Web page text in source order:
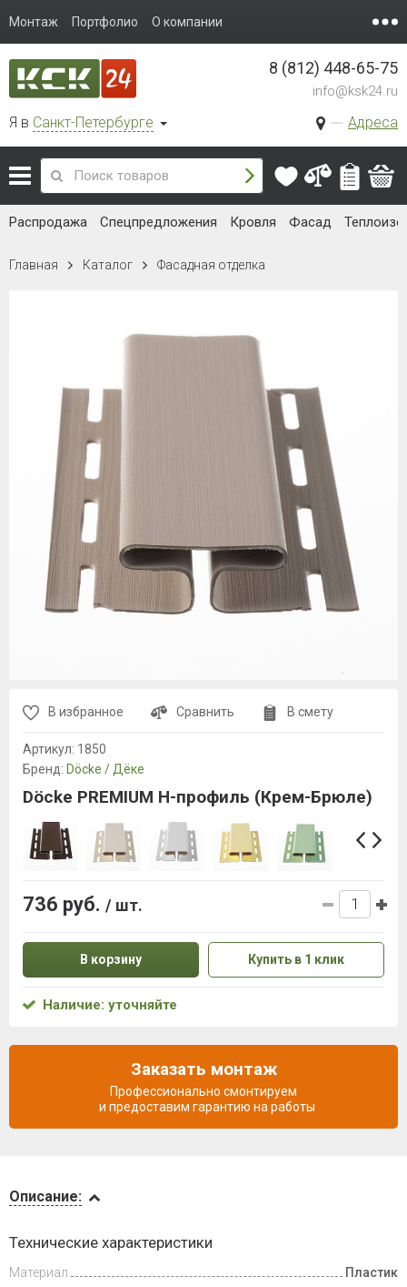
Монтаж Портфолио О компании
Я в Санкт-Петербурге Адреса
8 (812) 448-65-75
info@ksk24.ru
Распродажа Спецпредложения Кровля Фасад
Главная Каталог Фасадная отделка
и оплата
Описание:
Технические характеристики
Материал
Пластик
В избранное Сравнить В смету
Артикул: 1850
Бренд: Döcke / Дёке
Döcke PREMIUM H-профиль (Крем-Брюле)
736 руб. / шт.
В корзину Купить в 1 клик
Наличие: уточняйте
Заказать монтаж
Профессионально смонтируем
и предоставим гарантию на работы